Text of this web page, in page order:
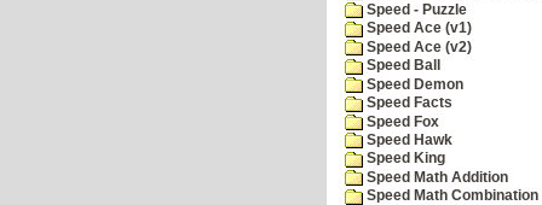
Speed - Puzzle
Speed Ace (v1)
Speed Ace (v2)
Speed Ball
Speed Demon
Speed Facts
Speed Fox
Speed Hawk
Speed King
Speed Math Addition
Speed Math Combination